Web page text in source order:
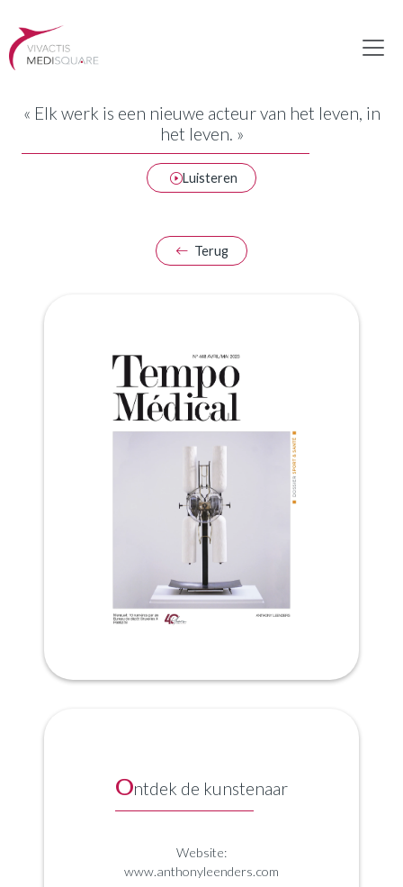
« Elk werk is een nieuwe acteur van het leven, in
het leven. »
Luisteren
Terug
Ontdek de kunstenaar
Website:
www.anthonyleenders.com